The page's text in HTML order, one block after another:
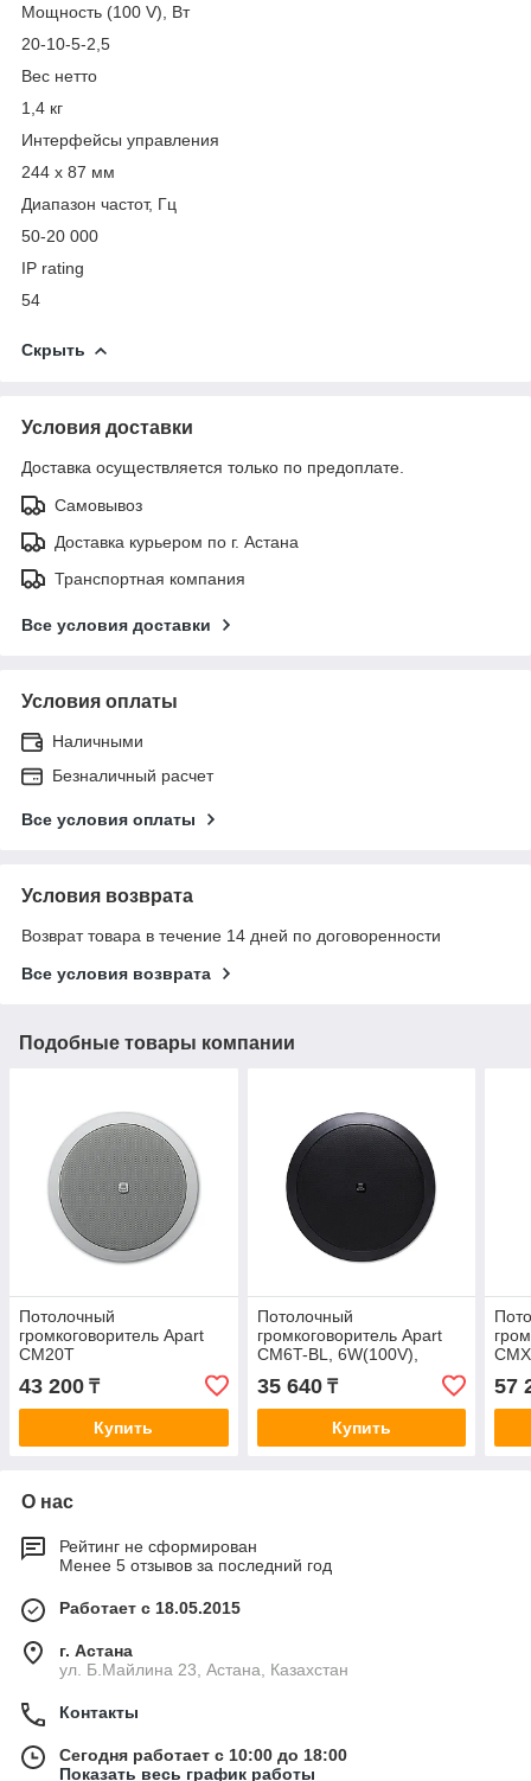
Мощность (100 V), Вт
20-10-5-2,5
Вес нетто
1,4 кг
Интерфейсы управления
244 x 87 мм
Диапазон частот, Гц
50-20 000
IP rating
54
Скрыть
Условия доставки
Доставка осуществляется только по предоплате.
Самовывоз
Доставка курьером по г. Астана
Транспортная компания
Все условия доставки
Условия оплаты
Наличными
Безналичный расчет
Все условия оплаты
Условия возврата
Возврат товара в течение 14 дней по договоренности
Все условия возврата
Подобные товары компании
Потолочный
громкоговоритель Apart
CM20T
43 200 ₸
Купить
Потолочный
громкоговоритель Apart
CM6T-BL, 6W(100V),
60W(16Om), 6.5"+1"
35 640₸
Купить
57
О нас
Рейтинг не сформирован
Менее 5 отзывов за последний год
Работает с 18.05.2015
г. Астана
ул. Б.Майлина 23, Астана, Казахстан
Контакты
Сегодня работает с 10:00 до 18:00
Показать весь график работы